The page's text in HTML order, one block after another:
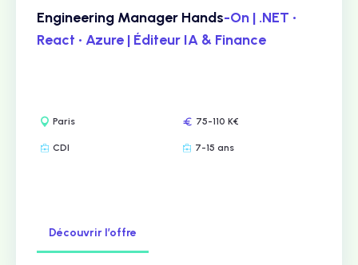
Engineering Manager Hands-On | .NET •
React • Azure | Éditeur IA & Finance
Paris 75-110 K€
CDI 7-15 ans
Découvrir l’offre